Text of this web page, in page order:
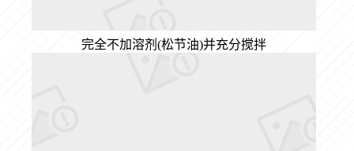
完全不加溶剂(松节油)并充分搅拌